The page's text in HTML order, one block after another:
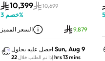
الكاميرا فقط | أسود
10,399 10,699
خصم 3 %
السعر المميز 9,879
احصل عليه بحلول Sun, Aug 9
إذا تم الطلب خلال 22 hrs 13 mins